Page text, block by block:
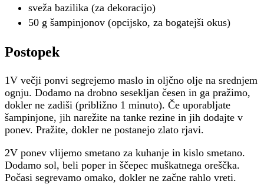
sveža bazilika (za dekoracijo)
50 g šampinjonov (opcijsko, za bogatejši okus)
Postopek
1V večji ponvi segrejemo maslo in oljčno olje na srednjem
ognju. Dodamo na drobno sesekljan česen in ga pražimo,
dokler ne zadiši (približno 1 minuto). Če uporabljate
šampinjone, jih narežite na tanke rezine in jih dodajte v
ponev. Pražite, dokler ne postanejo zlato rjavi.
2V ponev vlijemo smetano za kuhanje in kislo smetano.
Dodamo sol, beli poper in ščepec muškatnega oreščka.
Počasi segrevamo omako, dokler ne začne rahlo vreti.